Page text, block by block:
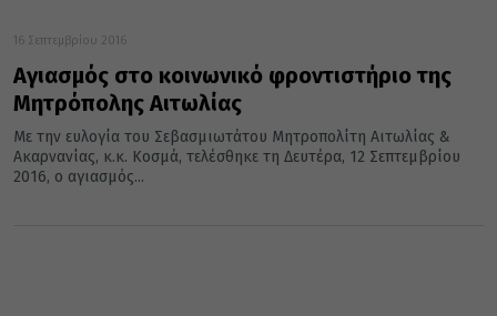
16 Σεπτεμβρίου 2016
Αγιασμός στο κοινωνικό φροντιστήριο της
Μητρόπολης Αιτωλίας
Με την ευλογία του Σεβασμιωτάτου Μητροπολίτη Αιτωλίας &
Ακαρνανίας, κ.κ. Κοσμά, τελέσθηκε τη Δευτέρα, 12 Σεπτεμβρίου
2016, ο αγιασμός...